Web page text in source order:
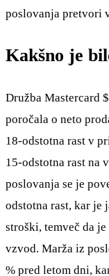
poslovanja pretvori
Kakšno je
Družba Mastercard
poročala o neto
18-odstotna rast v
15-odstotna rast na
poslovanja se je
odstotna rast, kar je
stroški, temveč da
vzvod. Marža iz
% pred letom dni,